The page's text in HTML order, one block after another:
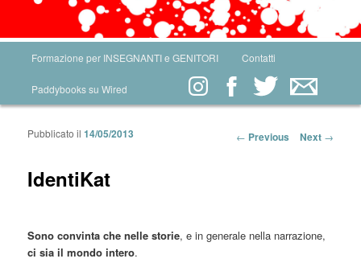
Skip to primary content
Skip to secondary content
Formazione per INSEGNANTI e GENITORI Contatti
Paddybooks su Wired
Post navigation
← Previous Next →
IdentiKat
Pubblicato il14/05/2013
Sono convinta che nelle storie, e in generale nella narrazione,
ci sia il mondo intero.